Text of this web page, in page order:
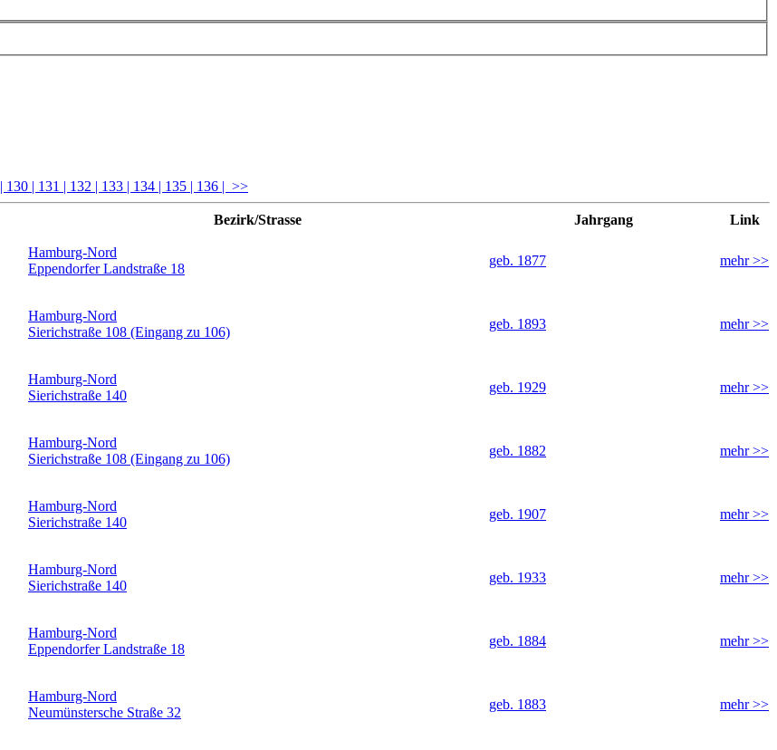
| 130 | 131 | 132 | 133 | 134 | 135 | 136 | >>
Bezirk/Strasse Jahrgang Link
Hamburg-Nord
Eppendorfer Landstraße 18
geb. 1877 mehr >>
Hamburg-Nord
Sierichstraße 108 (Eingang zu 106)
geb. 1893 mehr >>
Hamburg-Nord
Sierichstraße 140
geb. 1929 mehr >>
Hamburg-Nord
Sierichstraße 108 (Eingang zu 106)
geb. 1882 mehr >>
Hamburg-Nord
Sierichstraße 140
geb. 1907 mehr >>
Hamburg-Nord
Sierichstraße 140
geb. 1933 mehr >>
Hamburg-Nord
Eppendorfer Landstraße 18
geb. 1884 mehr >>
Hamburg-Nord
Neumünstersche Straße 32
geb. 1883 mehr >>